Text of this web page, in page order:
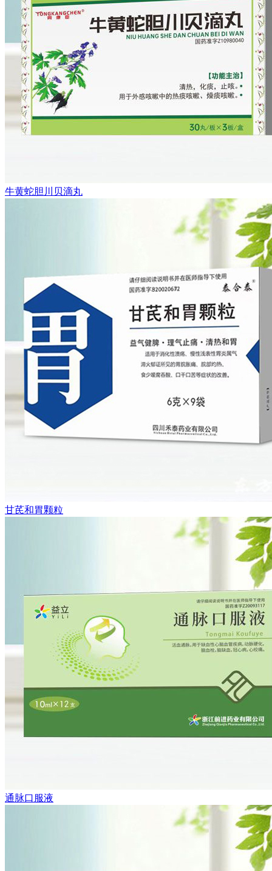
牛黄蛇胆川贝滴丸
甘芪和胃颗粒
通脉口服液